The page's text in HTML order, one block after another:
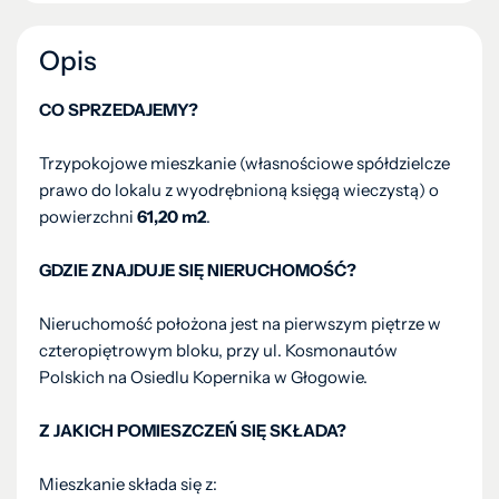
Opis
CO SPRZEDAJEMY?
Trzypokojowe mieszkanie (własnościowe spółdzielcze
prawo do lokalu z wyodrębnioną księgą wieczystą) o
powierzchni 61,20m2.
GDZIE ZNAJDUJE SIĘ NIERUCHOMOŚĆ?
Nieruchomość położona jest na pierwszym piętrze w
czteropiętrowym bloku, przy ul. Kosmonautów
Polskich na Osiedlu Kopernika w Głogowie.
Z JAKICH POMIESZCZEŃ SIĘ SKŁADA?
Mieszkanie składa się z: